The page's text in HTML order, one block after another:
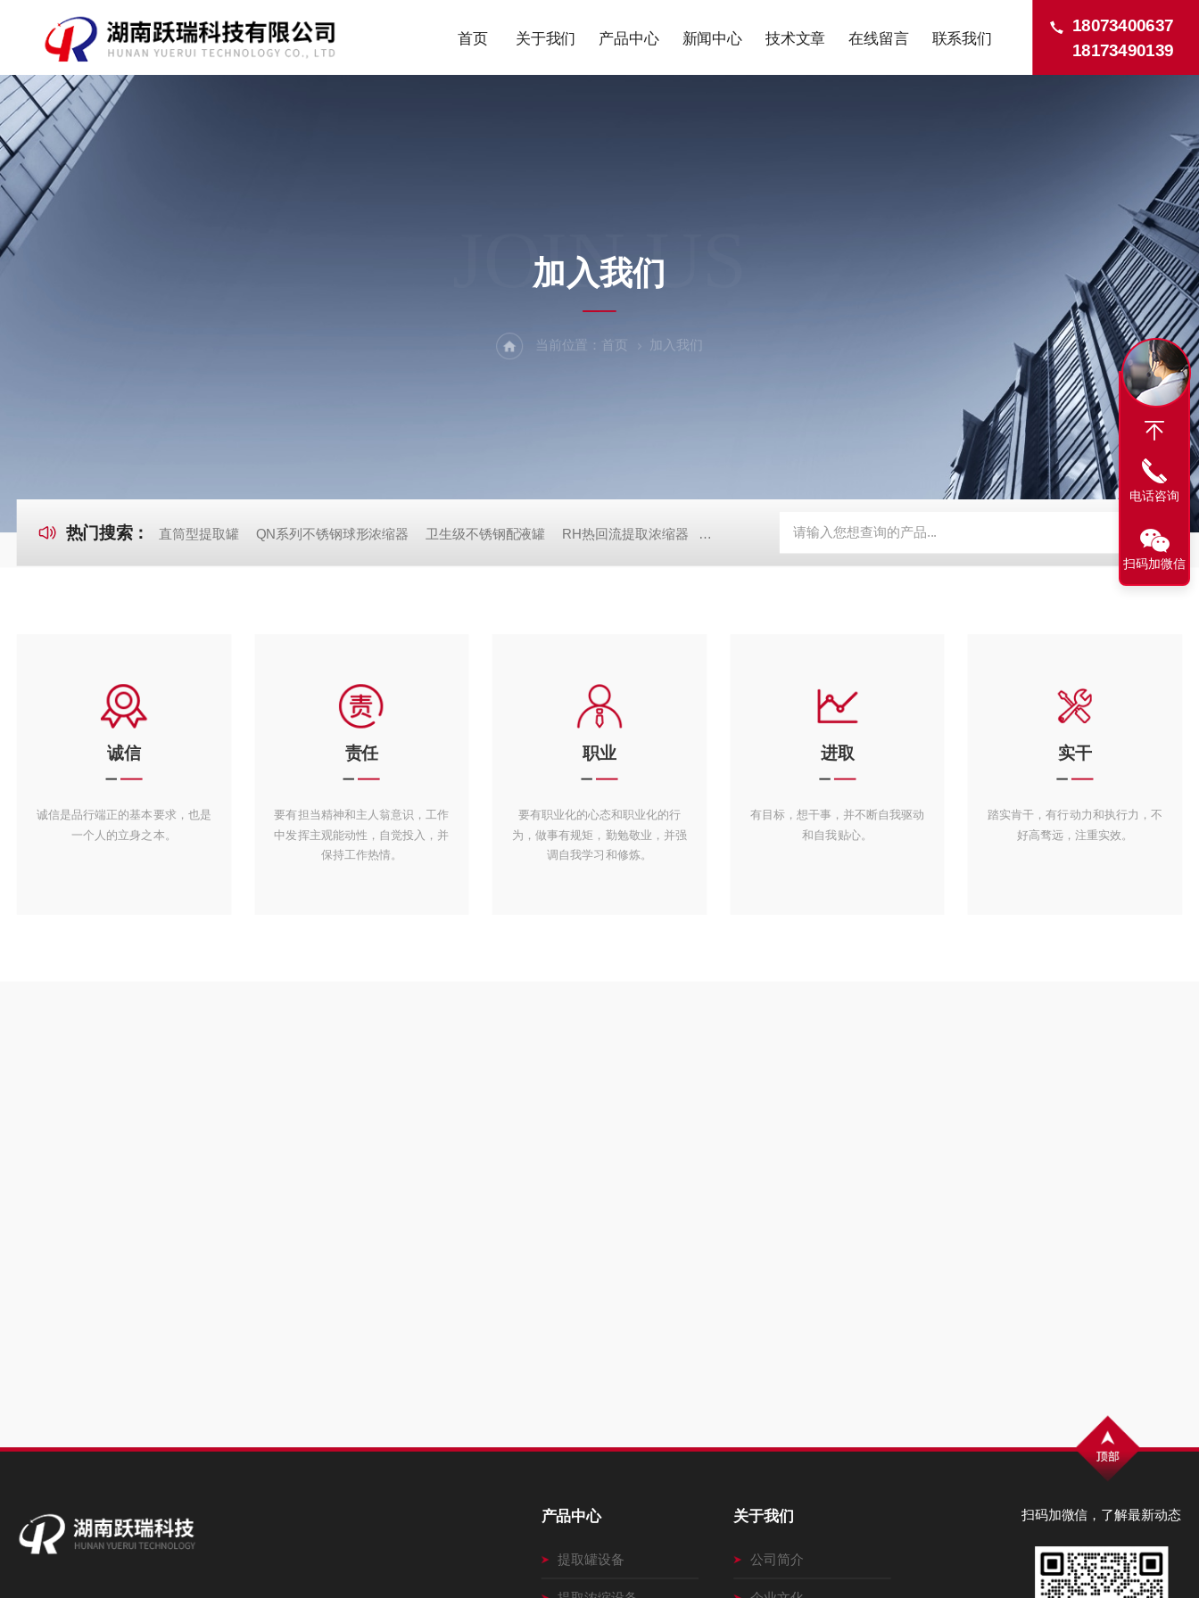
18073400637
18173490139
首页 关于我们 产品中心 新闻中心 技术文章 在线留言 联系我们
JOIN US
加入我们
当前位置： 首页 加入我们
热门搜索： 直筒型提取罐 QN系列不锈钢球形浓缩器 卫生级不锈钢配液罐 RH热回流提取浓缩器 ZN系列真空减压浓缩器 不锈钢中药渗漉罐 TN型多功能提
诚信
诚信是品行端正的基本要求，也是
一个人的立身之本。
责任
要有担当精神和主人翁意识，工作
中发挥主观能动性，自觉投入，并
保持工作热情。
职业
要有职业化的心态和职业化的行
为，做事有规矩，勤勉敬业，并强
调自我学习和修炼。
进取
有目标，想干事，并不断自我驱动
和自我贴心。
实干
踏实肯干，有行动力和执行力，不
好高骛远，注重实效。
扫码加微信，了解最新动态
产品中心
提取罐设备
关于我们
公司简介
电话咨询
扫码加微信